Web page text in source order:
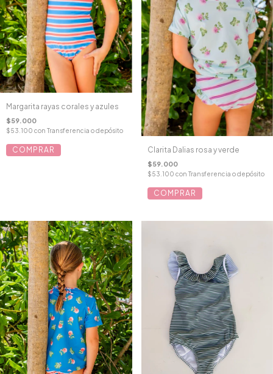
Margarita rayas corales y azules
$59.000
$53.100 con Transferencia o depósito
COMPRAR Clarita Dalias rosa y verde
$59.000
$53.100 con Transferencia o depósito
COMPRAR